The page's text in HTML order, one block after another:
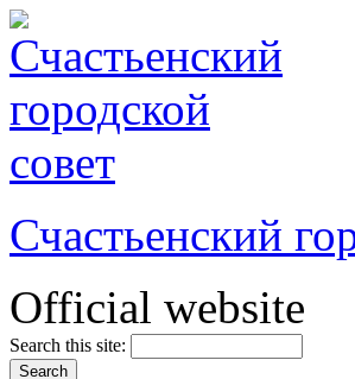
Счастьенский
Official website
Search this site: